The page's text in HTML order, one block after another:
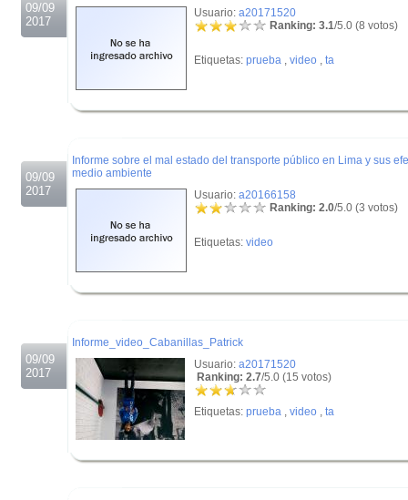
09/09
2017
Usuario: a20171520
Ranking: 3.1/5.0 (8 votos)
Etiquetas: prueba , video , ta
09/09
2017
Informe sobre el mal estado del transporte público en Lima y sus
medio ambiente
Usuario: a20166158
Ranking: 2.0/5.0 (3 votos)
Etiquetas: video
09/09
2017
Informe_video_Cabanillas_Patrick
Usuario: a20171520
Ranking: 2.7/5.0 (15 votos)
Etiquetas: prueba , video , ta